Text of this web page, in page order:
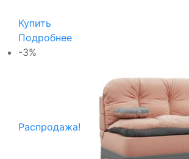
Купить
Подробнее
-3%
Распродажа!